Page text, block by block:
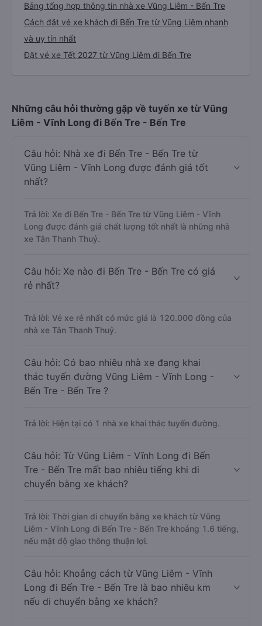
Bảng tổng hợp thông tin nhà xe Vũng Liêm - Bến Tre
Cách đặt vé xe khách đi Bến Tre từ Vũng Liêm nhanh
và uy tín nhất
Đặt vé xe Tết 2027 từ Vũng Liêm đi Bến Tre
Những câu hỏi thường gặp về tuyến xe từ Vũng
Liêm - Vĩnh Long đi Bến Tre - Bến Tre
Câu hỏi: Nhà xe đi Bến Tre - Bến Tre từ
Vũng Liêm - Vĩnh Long được đánh giá tốt
nhất?
Trả lời: Xe đi Bến Tre - Bến Tre từ Vũng Liêm - Vĩnh
Long được đánh giá chất lượng tốt nhất là những nhà
xe Tân Thanh Thuỷ.
Câu hỏi: Xe nào đi Bến Tre - Bến Tre có giá
rẻ nhất?
Trả lời: Vé xe rẻ nhất có mức giá là 120.000 đồng của
nhà xe Tân Thanh Thuỷ.
Câu hỏi: Có bao nhiêu nhà xe đang khai
thác tuyến đường Vũng Liêm - Vĩnh Long -
Bến Tre - Bến Tre ?
Trả lời: Hiện tại có 1 nhà xe khai thác tuyến đường.
Câu hỏi: Từ Vũng Liêm - Vĩnh Long đi Bến
Tre - Bến Tre mất bao nhiêu tiếng khi di
chuyển bằng xe khách?
Trả lời: Thời gian di chuyển bằng xe khách từ Vũng
Liêm - Vĩnh Long đi Bến Tre - Bến Tre khoảng 1.6 tiếng,
nếu mật độ giao thông thuận lợi.
Câu hỏi: Khoảng cách từ Vũng Liêm - Vĩnh
Long đi Bến Tre - Bến Tre là bao nhiêu km
nếu di chuyển bằng xe khách?